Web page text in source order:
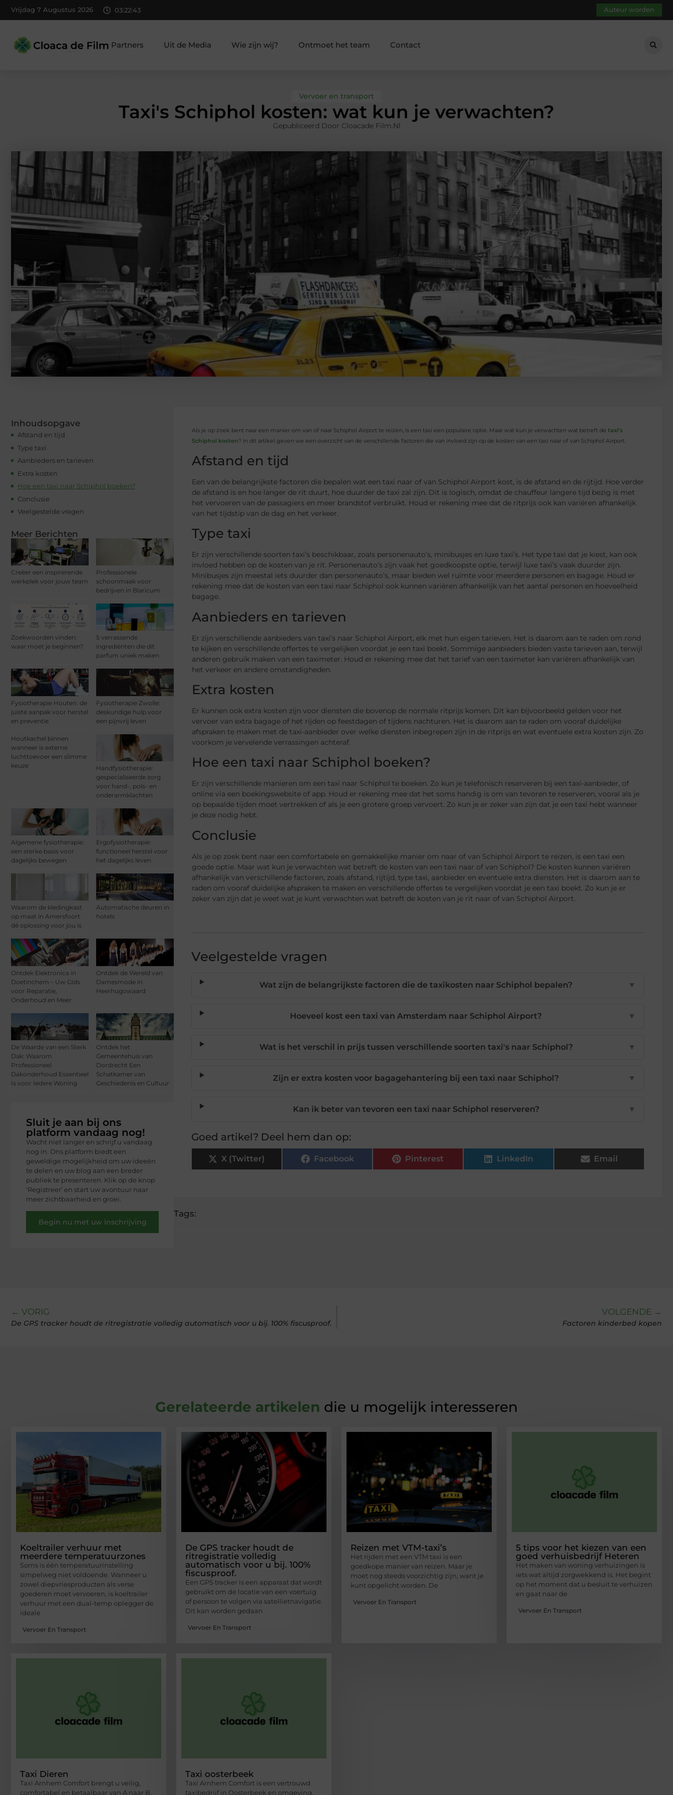
Vrijdag 7 Augustus 2026 03:22:44 Auteur worden
Partners Uit de Media Wie zijn wij? Ontmoet het team Contact
Vervoer en transport
Taxi's Schiphol kosten: wat kun je verwachten?
Gepubliceerd Door Cloacade Film.nl
Inhoudsopgave
Afstand en tijd
Type taxi
Aanbieders en tarieven
Extra kosten
Hoe een taxi naar Schiphol boeken?
Conclusie
Veelgestelde vragen
Meer Berichten
Creëer een inspirerende
werkplek voor jouw team
Professionele
schoonmaak voor
bedrijven in Blaricum
Zoekwoorden vinden:
waar moet je beginnen?
5 verrassende
ingrediënten die dit
parfum uniek maken
Fysiotherapie Houten: de
juiste aanpak voor herstel
en preventie
Fysiotherapie Zwolle:
deskundige hulp voor
een pijnvrij leven
Houtkachel binnen
wanneer is externe
luchttoevoer een slimme
keuze
Handfysiotherapie:
gespecialiseerde zorg
voor hand-, pols- en
onderarmklachten
Algemene fysiotherapie:
een sterke basis voor
dagelijks bewegen
Ergofysiotherapie:
functioneel herstel voor
het dagelijks leven
Waarom de kledingkast
op maat in Amersfoort
dé oplossing voor jou is
Automatische deuren in
hotels
Ontdek Elektronica in
Doetinchem – Uw Gids
voor Reparatie,
Onderhoud en Meer
Ontdek de Wereld van
Damesmode in
Heerhugowaard
De Waarde van een Sterk
Dak: Waarom
Professioneel
Dakonderhoud Essentieel
Is voor Iedere Woning
Ontdek het
Gemeentehuis van
Dordrecht Een
Schatkamer van
Geschiedenis en Cultuur
Sluit je aan bij ons
platform vandaag nog!
Wacht niet langer en schrijf u vandaag
nog in. Ons platform biedt een
geweldige mogelijkheid om uw ideeën
te delen en uw blog aan een breder
publiek te presenteren. Klik op de knop
‘Registreer’ en start uw avontuur naar
meer zichtbaarheid en groei.
Begin nu met uw inschrijving
Als je op zoek bent naar een manier om van of naar Schiphol Airport te reizen, is een taxi een populaire optie. Maar wat kun je verwachten wat betreft de taxi’s
Schiphol kosten? In dit artikel geven we een overzicht van de verschillende factoren die van invloed zijn op de kosten van een taxi naar of van Schiphol Airport.
Afstand en tijd
Een van de belangrijkste factoren die bepalen wat een taxi naar of van Schiphol Airport kost, is de afstand en de rijtijd. Hoe verder
de afstand is en hoe langer de rit duurt, hoe duurder de taxi zal zijn. Dit is logisch, omdat de chauffeur langere tijd bezig is met
het vervoeren van de passagiers en meer brandstof verbruikt. Houd er rekening mee dat de ritprijs ook kan variëren afhankelijk
van het tijdstip van de dag en het verkeer.
Type taxi
Er zijn verschillende soorten taxi’s beschikbaar, zoals personenauto’s, minibusjes en luxe taxi’s. Het type taxi dat je kiest, kan ook
invloed hebben op de kosten van je rit. Personenauto’s zijn vaak het goedkoopste optie, terwijl luxe taxi’s vaak duurder zijn.
Minibusjes zijn meestal iets duurder dan personenauto’s, maar bieden wel ruimte voor meerdere personen en bagage. Houd er
rekening mee dat de kosten van een taxi naar Schiphol ook kunnen variëren afhankelijk van het aantal personen en hoeveelheid
bagage.
Aanbieders en tarieven
Er zijn verschillende aanbieders van taxi’s naar Schiphol Airport, elk met hun eigen tarieven. Het is daarom aan te raden om rond
te kijken en verschillende offertes te vergelijken voordat je een taxi boekt. Sommige aanbieders bieden vaste tarieven aan, terwijl
anderen gebruik maken van een taximeter. Houd er rekening mee dat het tarief van een taximeter kan variëren afhankelijk van
het verkeer en andere omstandigheden.
Extra kosten
Er kunnen ook extra kosten zijn voor diensten die bovenop de normale ritprijs komen. Dit kan bijvoorbeeld gelden voor het
vervoer van extra bagage of het rijden op feestdagen of tijdens nachturen. Het is daarom aan te raden om vooraf duidelijke
afspraken te maken met de taxi-aanbieder over welke diensten inbegrepen zijn in de ritprijs en wat eventuele extra kosten zijn. Zo
voorkom je vervelende verrassingen achteraf.
Hoe een taxi naar Schiphol boeken?
Er zijn verschillende manieren om een taxi naar Schiphol te boeken. Zo kun je telefonisch reserveren bij een taxi-aanbieder, of
online via een boekingswebsite of app. Houd er rekening mee dat het soms handig is om van tevoren te reserveren, vooral als je
op bepaalde tijden moet vertrekken of als je een grotere groep vervoert. Zo kun je er zeker van zijn dat je een taxi hebt wanneer
je deze nodig hebt.
Conclusie
Als je op zoek bent naar een comfortabele en gemakkelijke manier om naar of van Schiphol Airport te reizen, is een taxi een
goede optie. Maar wat kun je verwachten wat betreft de kosten van een taxi naar of van Schiphol? De kosten kunnen variëren
afhankelijk van verschillende factoren, zoals afstand, rijtijd, type taxi, aanbieder en eventuele extra diensten. Het is daarom aan te
raden om vooraf duidelijke afspraken te maken en verschillende offertes te vergelijken voordat je een taxi boekt. Zo kun je er
zeker van zijn dat je weet wat je kunt verwachten wat betreft de kosten van je rit naar of van Schiphol Airport.
Veelgestelde vragen
Wat zijn de belangrijkste factoren die de taxikosten naar Schiphol bepalen? ▼
Hoeveel kost een taxi van Amsterdam naar Schiphol Airport? ▼
Wat is het verschil in prijs tussen verschillende soorten taxi's naar Schiphol? ▼
Zijn er extra kosten voor bagagehantering bij een taxi naar Schiphol? ▼
Kan ik beter van tevoren een taxi naar Schiphol reserveren? ▼
Goed artikel? Deel hem dan op:
X (Twitter) Facebook Pinterest LinkedIn Email
Tags:
← VORIG
De GPS tracker houdt de ritregistratie volledig automatisch voor u bij. 100% fiscusproof.
VOLGENDE →
Factoren kinderbed kopen
Gerelateerde artikelen die u mogelijk interesseren
Koeltrailer verhuur met
meerdere temperatuurzones
Soms is één temperatuurinstelling
simpelweg niet voldoende. Wanneer u
zowel diepvriesproducten als verse
goederen moet vervoeren, is koeltrailer
verhuur met een dual-temp oplegger de
ideale
Vervoer En Transport
De GPS tracker houdt de
ritregistratie volledig
automatisch voor u bij. 100%
fiscusproof.
Een GPS tracker is een apparaat dat wordt
gebruikt om de locatie van een voertuig
of persoon te volgen via satellietnavigatie.
Dit kan worden gedaan
Vervoer En Transport
Reizen met VTM-taxi’s
Het rijden met een VTM taxi is een
goedkope manier van reizen. Maar je
moet nog steeds voorzichtig zijn, want je
kunt opgelicht worden. De
Vervoer En Transport
5 tips voor het kiezen van een
goed verhuisbedrijf Heteren
Het maken van woning verhuizingen is
iets wat altijd zorgwekkend is. Het begint
op het moment dat u besluit te verhuizen
en gaat naar de
Vervoer En Transport
Taxi Dieren
Taxi Arnhem Comfort brengt u veilig,
comfortabel en betaalbaar van A naar B.
Taxi oosterbeek
Taxi Arnhem Comfort is een vertrouwd
taxibedrijf in Oosterbeek en omgeving.